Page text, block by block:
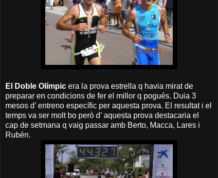
El Doble Olímpic era la prova estrella q havia mirat de
preparar en condicions de fer el millor q pogués. Duia 3
mesos d’ entreno específic per aquesta prova. El resultat i el
temps va ser molt bo però d’ aquesta prova destacaria el
cap de setmana q vaig passar amb Berto, Macca, Lares i
Rubén.